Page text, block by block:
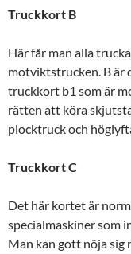
Truckkort B
Här får man alla
motviktstrucken. B är
truckkort b1 som är
rätten att köra
plocktruck och
Truckkort C
Det här kortet är
specialmaskiner som
Man kan gott nöja sig